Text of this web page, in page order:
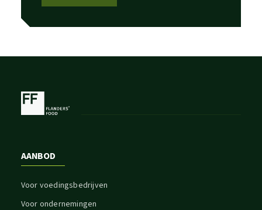
AANBOD
Voor voedingsbedrijven
Voor ondernemingen